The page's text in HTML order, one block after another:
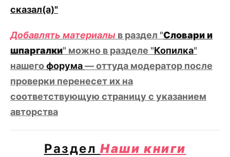
сказал(а)"
Добавлять материалы в раздел "Словари и
шпаргалки" можно в разделе "Копилка"
нашегофорума— оттуда модератор после
проверки перенесет их на
соответствующую страницу с указанием
авторства
Раздел Наши книги